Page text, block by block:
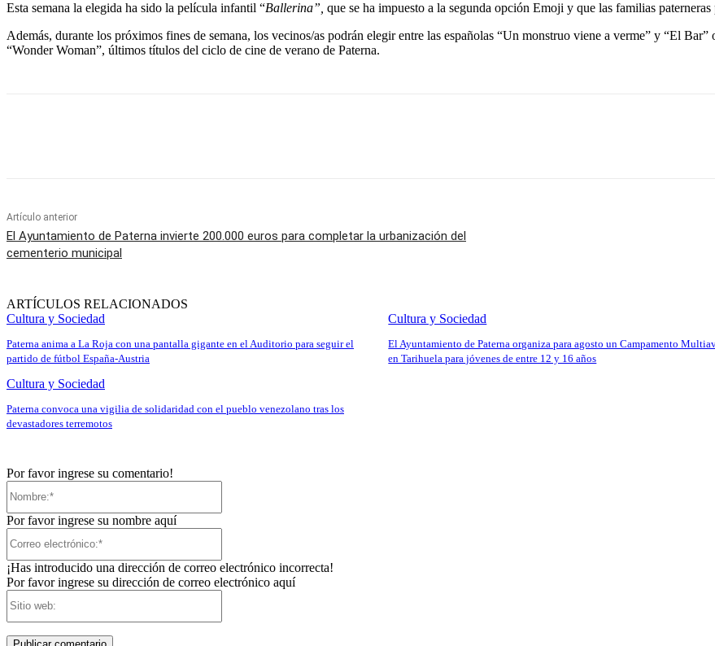
Esta semana la elegida ha sido la película infantil “Ballerina”, que se ha impuesto a la segunda opción Emoji y que las familias
Además, durante los próximos fines de semana, los vecinos/as podrán elegir entre las españolas “Un monstruo viene a verme” y “El
“Wonder Woman”, últimos títulos del ciclo de cine de verano de Paterna.
Artículo anterior
El Ayuntamiento de Paterna invierte 200.000 euros para completar la urbanización del
cementerio municipal
ARTÍCULOS RELACIONADOS
Cultura y Sociedad
Paterna anima a La Roja con una pantalla gigante en el Auditorio para seguir el
partido de fútbol España-Austria
Cultura y Sociedad
El Ayuntamiento de Paterna organiza para agosto un Campamento
en Tarihuela para jóvenes de entre 12 y 16 años
Cultura y Sociedad
Paterna convoca una vigilia de solidaridad con el pueblo venezolano tras los
devastadores terremotos
Por favor ingrese su comentario!
Por favor ingrese su nombre aquí
¡Has introducido una dirección de correo electrónico incorrecta!
Por favor ingrese su dirección de correo electrónico aquí